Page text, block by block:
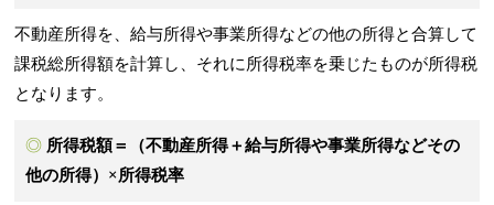
不動産所得を、給与所得や事業所得などの他の所得と合算して
課税総所得額を計算し、それに所得税率を乗じたものが所得税
となります。
所得税額＝（不動産所得＋給与所得や事業所得などその
他の所得）×所得税率